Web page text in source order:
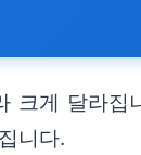
게 달라
니다.